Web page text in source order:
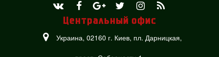
Центральный офис
Украина, 02160 г. Киев, пл. Дарницкая,